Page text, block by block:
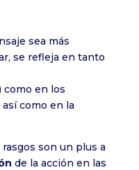
sea más
se refleja en tanto
como en los
como en la
son un plus a
de la acción en las